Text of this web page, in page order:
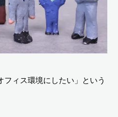
フィス環境にしたい」という